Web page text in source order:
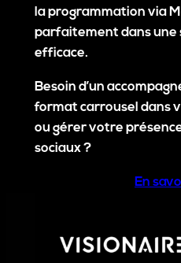
la programmation via
parfaitement dans une
efficace.
Besoin d’un
format carrousel dans
ou gérer votre
sociaux ?
En